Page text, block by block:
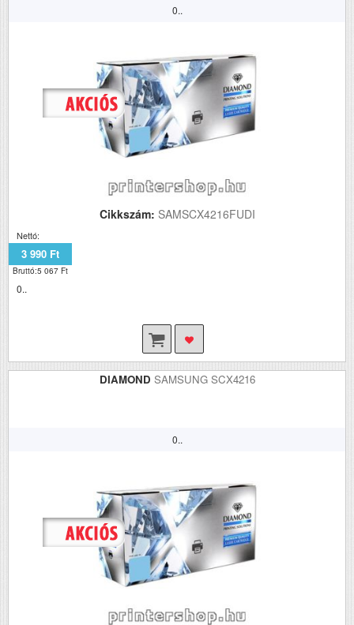
0..
Cikkszám: SAMSCX4216FUDI
Nettó:
3 990 Ft
Bruttó:5 067 Ft
0..
DIAMOND SAMSUNG SCX4216
0..